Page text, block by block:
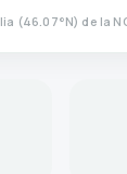
(46.07°N) de la